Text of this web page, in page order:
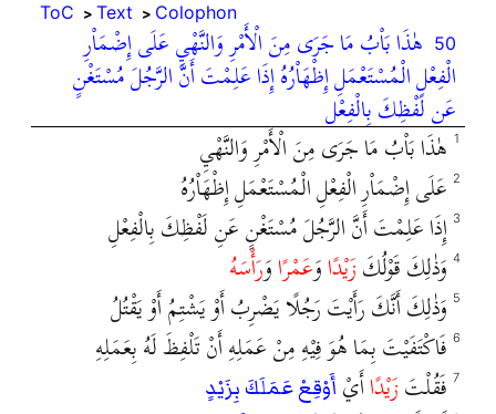
ToC Text
Colophon
50 هٰذَا بَاْبُ مَا جَرَى مِنَ الْأَمْرِ وَالنَّهْيِ عَلَى إِضْمَاْرِ
الْفِعْلِ الْمُسْتَعْمَلِ إِظْهَاْرُهُ إِذَا عَلِمْتَ أَنَّ الرَّجُلَ مُسْتَغْنٍ
عَنِ لَفْظِكَ بِالْفِعْلِ
هٰذَا بَاْبُ مَا جَرَى مِنَ الْأَمْرِ وَالنَّهْيِ 1
عَلَى إِضْمَاْرِ الْفِعْلِ الْمُسْتَعْمَلِ إِظْهَاْرُهُ 2
إِذَا عَلِمْتَ أَنَّ الرَّجُلَ مُسْتَغْنٍ عَنِ لَفْظِكَ بِالْفِعْلِ 3
وَذٰلِكَ قَوْلُكَزَيْدًاوَعَمْرًاوَرَأْسَهُ 4
وَذٰلِكَ أَنَّكَ رَأَيْتَ رَجُلًا يَضْرِبُ أَوْ يَشْتِمُ أَوْ يَقْتُلُ 5
فَاكْتَفَيْتَ بِمَا هُوَ فِيْهِ مِنْ عَمَلِهِ أَنْ تَلْفِظَ لَهُ بِعَمَلِهِ 6
فَقُلْتَزَيْدًاأَيْ أَوْقِعْ عَمَلَكَ بِزَيْدٍ 7